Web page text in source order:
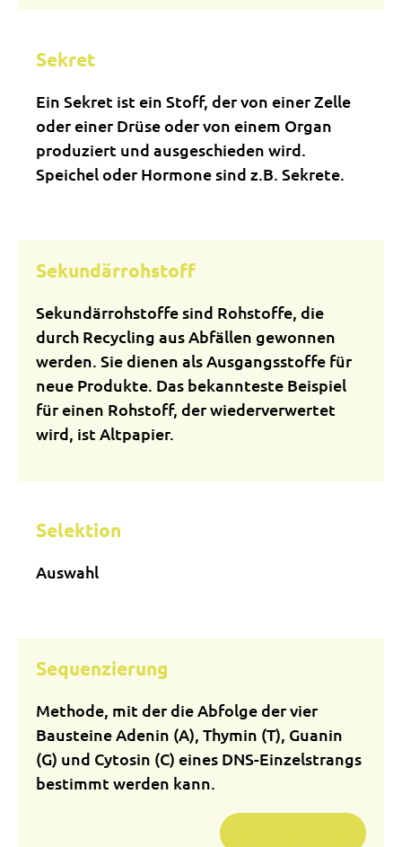
Sekret
Ein Sekret ist ein Stoff, der von einer Zelle
oder einer Drüse oder von einem Organ
produziert und ausgeschieden wird.
Speichel oder Hormone sind z.B. Sekrete.
Sekundärrohstoff
Sekundärrohstoffe sind Rohstoffe, die
durch Recycling aus Abfällen gewonnen
werden. Sie dienen als Ausgangsstoffe für
neue Produkte. Das bekannteste Beispiel
für einen Rohstoff, der wiederverwertet
wird, ist Altpapier.
Selektion
Auswahl
Sequenzierung
Methode, mit der die Abfolge der vier
Bausteine Adenin (A), Thymin (T), Guanin
(G) und Cytosin (C) eines DNS-Einzelstrangs
bestimmt werden kann.